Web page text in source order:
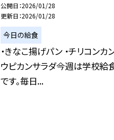
公開日 2026/01/28
更新日 2026/01/28
今日の給食
・きなこ揚げパン ・チリコンカ
ウピカンサラダ今週は学校給
です。毎日...